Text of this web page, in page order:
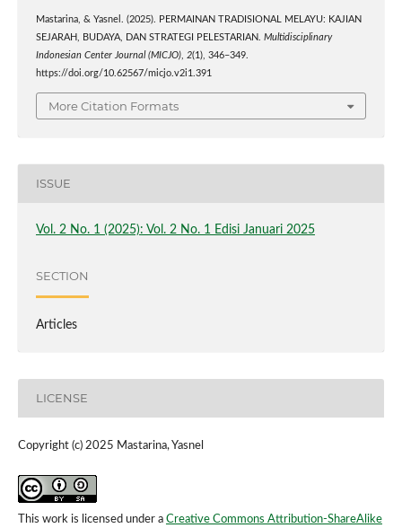
Mastarina, & Yasnel. (2025). PERMAINAN TRADISIONAL MELAYU: KAJIAN
SEJARAH, BUDAYA, DAN STRATEGI PELESTARIAN. Multidisciplinary
Indonesian Center Journal (MICJO), 2(1), 346–349.
https://doi.org/10.62567/micjo.v2i1.391
More Citation Formats
ISSUE
Vol. 2 No. 1 (2025): Vol. 2 No. 1 Edisi Januari 2025
SECTION
Articles
LICENSE
Copyright (c) 2025 Mastarina, Yasnel
This work is licensed under a Creative Commons Attribution-ShareAlike